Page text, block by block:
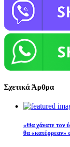
Σχετικά Άρθρα
«Θα χάνατε τον
θα «κατέρρεαν»